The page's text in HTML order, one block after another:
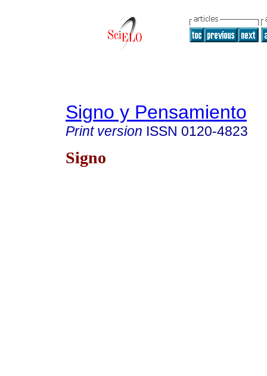
Signo y Pensamiento
Print version ISSN 0120-4823
Signo